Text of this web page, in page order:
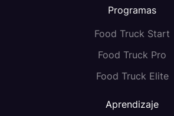
Programas
Food Truck Start
Food Truck Pro
Food Truck Elite
Aprendizaje